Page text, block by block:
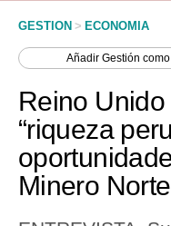
Management & Empleo
Perú
Política
Tu Dinero
Finanzas Personales
GESTION > ECONOMIA
AñadirGestión
Reino
“riqueza
Minero Norte